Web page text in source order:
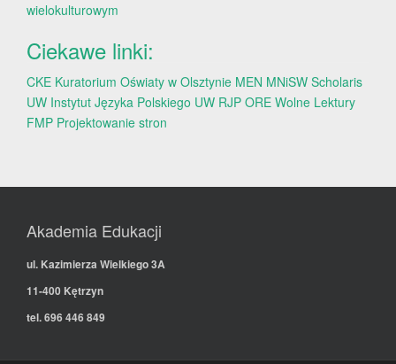
wielokulturowym
Ciekawe linki:
CKE Kuratorium Oświaty w Olsztynie MEN MNiSW Scholaris
UW Instytut Języka Polskiego UW RJP ORE Wolne Lektury
FMP Projektowanie stron
Akademia Edukacji
ul. Kazimierza Wielkiego 3A
11-400 Kętrzyn
tel. 696 446 849